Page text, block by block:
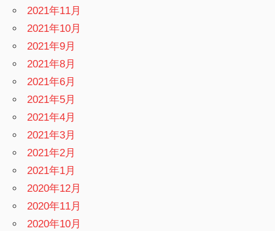
2021年11月
2021年10月
2021年9月
2021年8月
2021年6月
2021年5月
2021年4月
2021年3月
2021年2月
2021年1月
2020年12月
2020年11月
2020年10月